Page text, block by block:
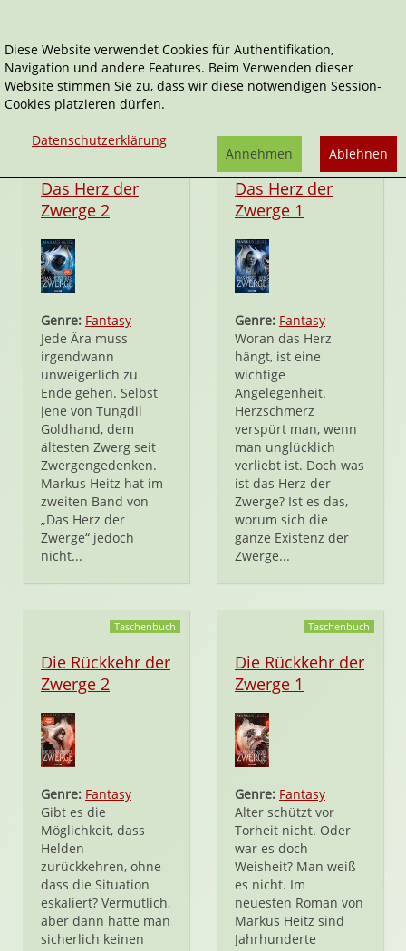
Die Zwerge
Das Herz der
Zwerge 2
Genre: Fantasy
Jede Ära muss
irgendwann
unweigerlich zu
Ende gehen. Selbst
jene von Tungdil
Goldhand, dem
ältesten Zwerg seit
Zwergengedenken.
Markus Heitz hat im
zweiten Band von
„Das Herz der
Zwerge“ jedoch
nicht...
Taschenbuch
Das Herz der
Zwerge 1
Genre: Fantasy
Woran das Herz
hängt, ist eine
wichtige
Angelegenheit.
Herzschmerz
verspürt man, wenn
man unglücklich
verliebt ist. Doch was
ist das Herz der
Zwerge? Ist es das,
worum sich die
ganze Existenz der
Zwerge...
Taschenbuch
Die Rückkehr der
Zwerge 2
Genre: Fantasy
Gibt es die
Möglichkeit, dass
Helden
zurückkehren, ohne
dass die Situation
eskaliert? Vermutlich,
aber dann hätte man
sicherlich keinen
Taschenbuch
Die Rückkehr der
Zwerge 1
Genre: Fantasy
Alter schützt vor
Torheit nicht. Oder
war es doch
Weisheit? Man weiß
es nicht. Im
neuesten Roman von
Markus Heitz sind
Jahrhunderte
Diese Website verwendet Cookies für Authentifikation,
Navigation und andere Features. Beim Verwenden dieser
Website stimmen Sie zu, dass wir diese notwendigen Session-
Cookies platzieren dürfen.
Datenschutzerklärung
Ablehnen
Annehmen